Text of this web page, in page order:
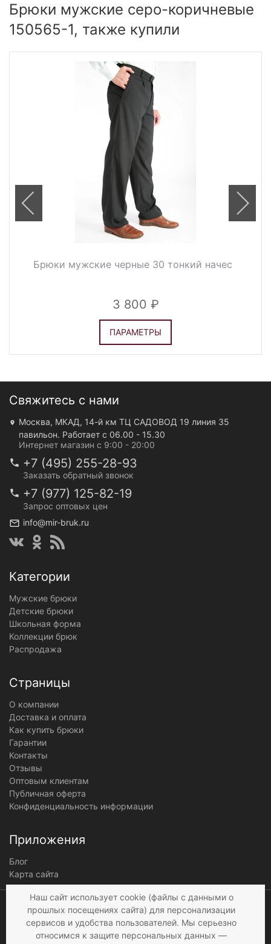
Брюки мужские серо-коричневые
150565-1, также купили
Брюки мужские черные 30 тонкий начес
3 800
ПАРАМЕТРЫ
Свяжитесь с нами
Москва, МКАД, 14-й км ТЦ САДОВОД 19 линия 35
павильон. Работает с 06.00 - 15.30
Интернет магазин с 9:00 - 20:00
+7 (495) 255-28-93
Заказать обратный звонок
+7 (977) 125-82-19
Запрос оптовых цен
info@mir-bruk.ru
Категории
Мужские брюки
Детские брюки
Школьная форма
Коллекции брюк
Распродажа
Страницы
О компании
Доставка и оплата
Как купить брюки
Гарантии
Контакты
Отзывы
Оптовым клиентам
Публичная оферта
Конфиденциальность информации
Приложения
Блог
Карта сайта
Мы получаем и
обрабатываем
персональные данные
посетителей нашего сайта в
Наш сайт использует cookie (файлы с данными о
прошлых посещениях сайта) для персонализации
сервисов и удобства пользователей. Мы серьезно
относимся к защите персональных данных —